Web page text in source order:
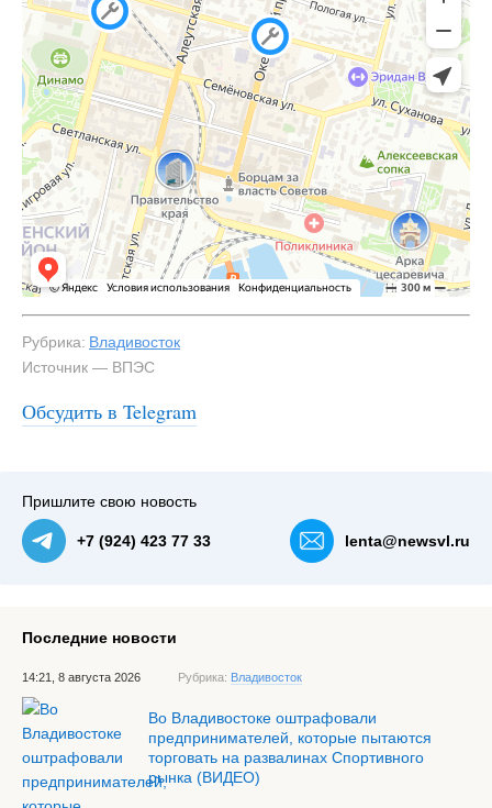
Рубрика: Владивосток
Источник — ВПЭС
Обсудить в Telegram
Пришлите свою новость
+7 (924) 423 77 33 lenta@newsvl.ru
Последние новости
14:21, 8 августа 2026 Рубрика: Владивосток
Во Владивостоке оштрафовали
предпринимателей, которые пытаются
торговать на развалинах Спортивного
рынка (ВИДЕО)